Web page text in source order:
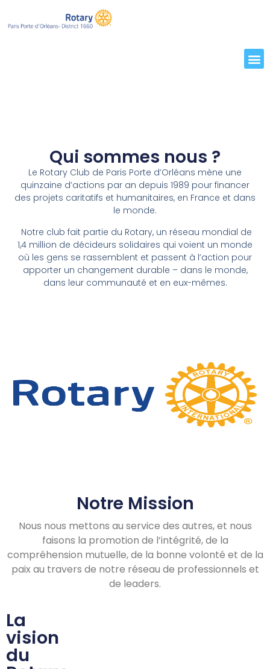
Qui sommes nous ?
Le Rotary Club de Paris Porte d’Orléans mène une
quinzaine d’actions par an depuis 1989 pour financer
des projets caritatifs et humanitaires, en France et dans
le monde.
Notre club fait partie du Rotary, un réseau mondial de
1,4 million de décideurs solidaires qui voient un monde
où les gens se rassemblent et passent à l’action pour
apporter un changement durable – dans le monde,
dans leur communauté et en eux-mêmes.
Notre Mission
Nous nous mettons au service des autres, et nous
faisons la promotion de l’intégrité, de la
compréhension mutuelle, de la bonne volonté et de la
paix au travers de notre réseau de professionnels et
de leaders.
La
vision
du